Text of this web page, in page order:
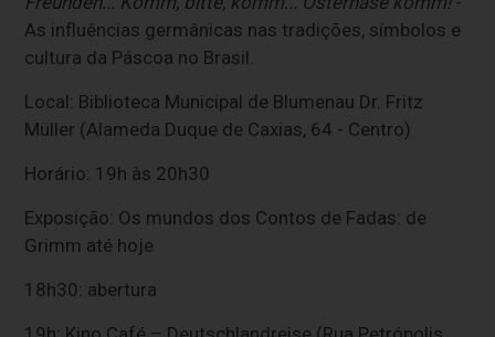
As influências germânicas nas tradições, símbolos e
cultura da Páscoa no Brasil.
Local: Biblioteca Municipal de Blumenau Dr. Fritz
Müller (Alameda Duque de Caxias, 64 - Centro)
Horário: 19h às 20h30
Exposição: Os mundos dos Contos de Fadas: de
Grimm até hoje
18h30: abertura